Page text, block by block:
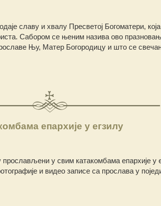
славу и хвалу Пресветој Богоматери,
Сабором се њеним назива ово
Њу, Матер Богородицу и што се
епархије у егзилу
у свим катакомбама епархије у
и видео записе са прослава у